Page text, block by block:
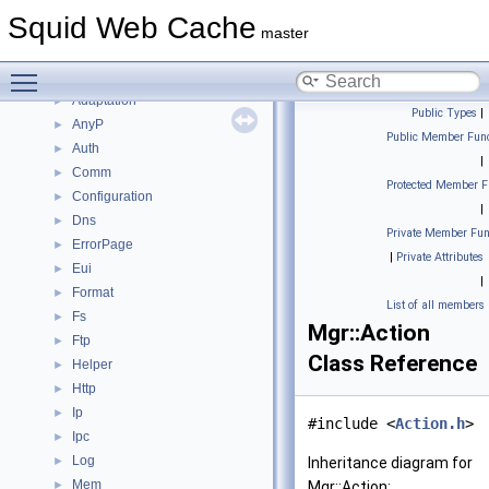
Squid Web Cache master
▼ Classes
► Adaptation
► AnyP
► Auth
► Comm
► Configuration
► Dns
► ErrorPage
► Eui
► Format
► Fs
► Ftp
► Helper
► Http
► Ip
► Ipc
► Log
► Mem
Public Types |
Public Member
|
Protected Member
|
Private Member
| Private Attributes
|
List of all members
Mgr::Action
Class Reference
#include <Action.h>
Inheritance diagram for